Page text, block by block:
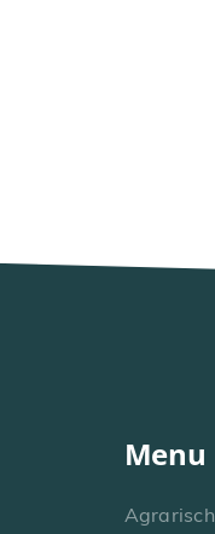
Menu
Agrarisch